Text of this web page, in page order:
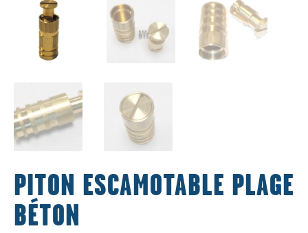
PITON ESCAMOTABLE PLAGE
BÉTON